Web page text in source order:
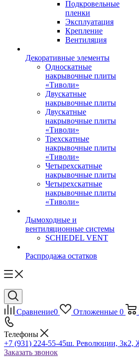
Подкровельные
пленки
Эксплуатация
Крепление
Вентиляция
Декоративные элементы
Односкатные
накрывочные плиты
«Тиволи»
Двускатные
накрывочные плиты
Двускатные
накрывочные плиты
«Тиволи»
Трехскатные
накрывочные плиты
«Тиволи»
Четырехскатные
накрывочные плиты
Четырехскатные
накрывочные плиты
«Тиволи»
Дымоходные и
вентиляционные системы
SCHIEDEL VENT
Распродажа остатков
Сравнение0 Отложенные 0
Телефоны
+7 (931) 224-55-45ш. Революции, 3к2,
Заказать звонок